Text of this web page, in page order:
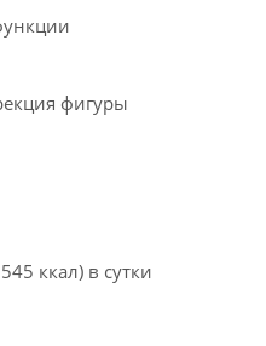
фигуры
ккал) в сутки